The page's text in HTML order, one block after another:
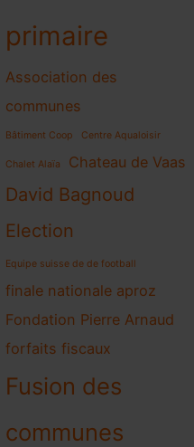
primaire
Association des
communes
Bâtiment Coop Centre Aqualoisir
Chalet Alaïa Chateau de Vaas
David Bagnoud
Election
Equipe suisse de de football
finale nationale aproz
Fondation Pierre Arnaud
forfaits fiscaux
Fusion des
communes